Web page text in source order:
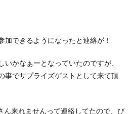
加できるようになったと連絡が！
かなぁーとなっていたのですが、
事でサプライズゲストとして来て頂
ん来れませんって連絡してたので、び